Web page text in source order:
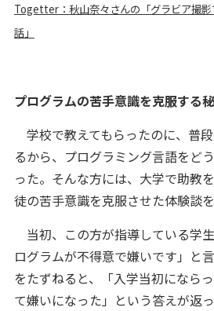
Togetter：秋山奈々さんの「グラビア撮
話」
プログラムの苦手意識を克服する
学校で教えてもらったのに、普
るから、プログラミング言語をど
った。そんな方には、大学で助教
徒の苦手意識を克服させた体験談
当初、この方が指導している学
ログラムが不得意で嫌いです」と
をたずねると、「入学当初になら
て嫌いになった」という答えが返